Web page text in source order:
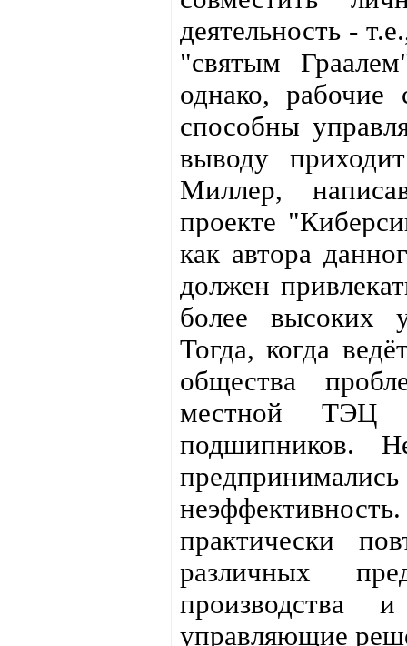
деятельность -
"святым
однако,
способны
выводу
Миллер,
проекте
как автора
должен
более высоких
Тогда, когда
общества
местной ТЭЦ
подшипников.
практически
различных
производства
управляющие